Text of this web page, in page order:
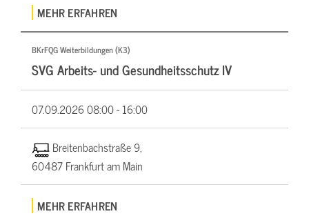
MEHR ERFAHREN
BKrFQG Weiterbildungen (K3)
SVG Arbeits- und Gesundheitsschutz IV
07.09.202608:00 - 16:00
Breitenbachstraße 9,
60487 Frankfurt am Main
MEHR ERFAHREN